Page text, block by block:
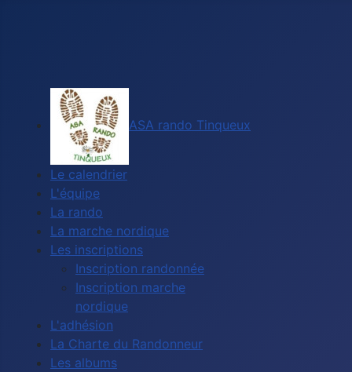
ASA rando Tinqueux
Le calendrier
L'équipe
La rando
La marche nordique
Les inscriptions
Inscription randonnée
Inscription marche
nordique
L'adhésion
La Charte du Randonneur
Les albums